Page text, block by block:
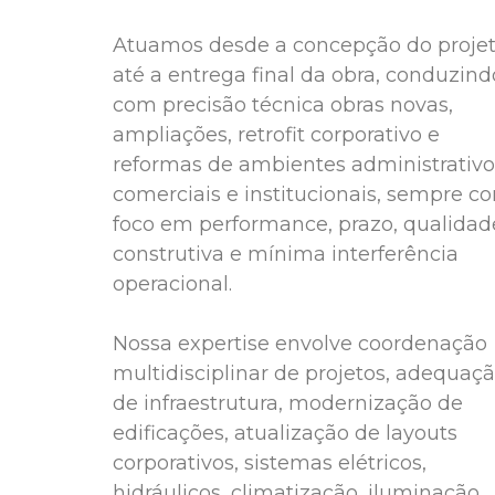
Atuamos desde a concepção do
até a entrega final da obra,
com precisão técnica obras novas,
ampliações, retrofit corporativo e
reformas de ambientes
comerciais e institucionais, sempre
foco em performance, prazo,
construtiva e mínima interferência
operacional.
Nossa expertise envolve coordenação
multidisciplinar de projetos,
de infraestrutura, modernização de
edificações, atualização de layouts
corporativos, sistemas elétricos,